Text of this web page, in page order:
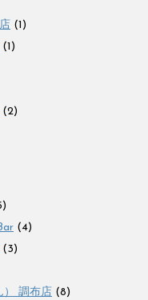
(1)
(1)
(2)
(4)
(3)
） 調布店 (8)